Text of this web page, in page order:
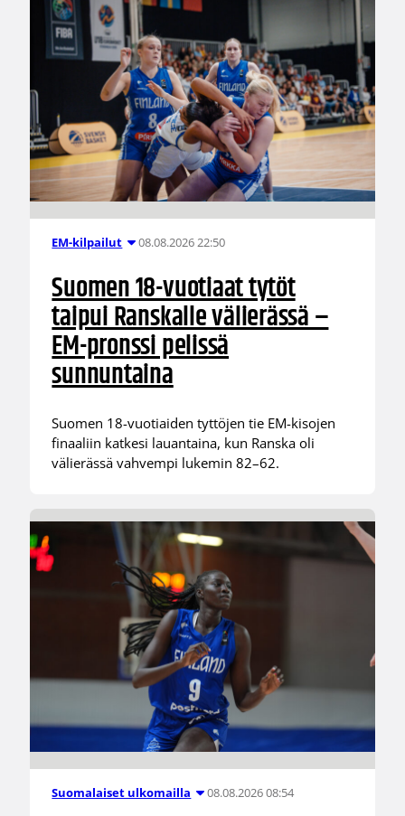
EM-kilpailut 08.08.2026 22:50
Suomen 18-vuotiaat tytöt
taipui Ranskalle välierässä –
EM-pronssi pelissä
sunnuntaina
Suomen 18-vuotiaiden tyttöjen tie EM-kisojen
finaaliin katkesi lauantaina, kun Ranska oli
välierässä vahvempi lukemin 82–62.
Suomalaiset ulkomailla 08.08.2026 08:54